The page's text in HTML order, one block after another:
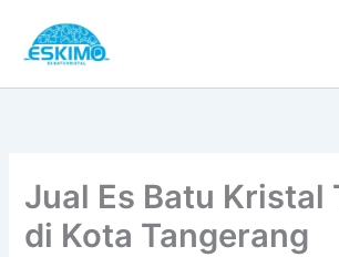
content
Jual Es Batu Kristal
di Kota Tangerang